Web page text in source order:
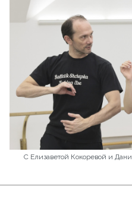
С Елизаветой Кокоревой и